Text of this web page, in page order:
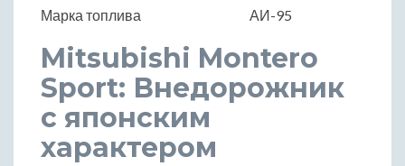
Марка топлива АИ-95
Mitsubishi Montero
Sport: Внедорожник
с японским
характером